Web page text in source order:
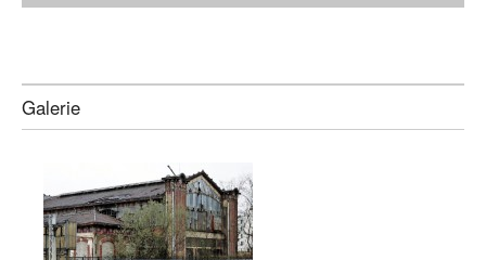
Galerie